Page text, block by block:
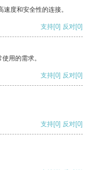
度和安全性的连接。
支持[0] 反对[0]
用的需求。
支持[0] 反对[0]
支持[0] 反对[0]